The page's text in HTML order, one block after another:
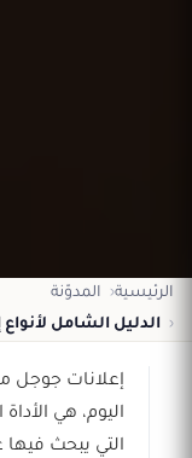
الرئيسية
المدوّنة
الدليل الشامل
إعلانات جوجل
اليوم، هي
التي يبحث